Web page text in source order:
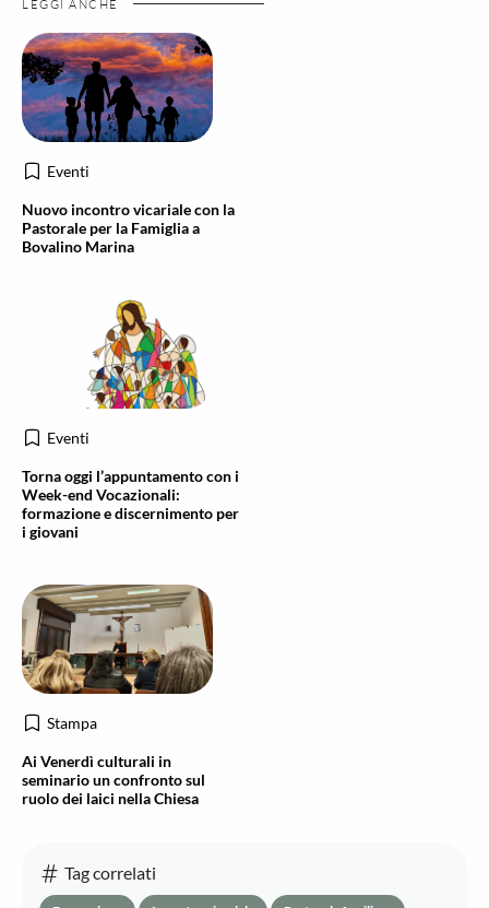
LEGGI ANCHE
Eventi
Nuovo incontro vicariale con la
Pastorale per la Famiglia a
Bovalino Marina
Eventi
Torna oggi l’appuntamento con i
Week-end Vocazionali:
formazione e discernimento per
i giovani
Stampa
Ai Venerdì culturali in
seminario un confronto sul
ruolo dei laici nella Chiesa
Tag correlati